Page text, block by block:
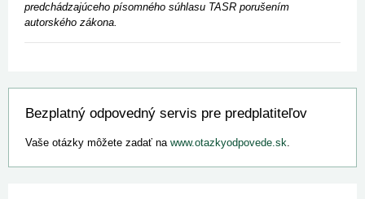
predchádzajúceho písomného súhlasu TASR porušením
autorského zákona.
Bezplatný odpovedný servis pre predplatiteľov
Vaše otázky môžete zadať na www.otazkyodpovede.sk.